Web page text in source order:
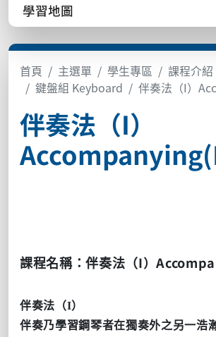
學習地圖
首頁 主選單 學生專區 課程介紹
鍵盤組 Keyboard
伴奏法（I）
伴奏法（I）
課程名稱：伴奏法（I）
伴奏法（I）
伴奏乃學習鋼琴者在獨奏外之另一浩